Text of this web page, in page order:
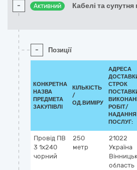
- Активний Кабелі та супутня
- Позиції
КОНКРЕТНА
НАЗВА
ПРЕДМЕТА
ЗАКУПІВЛІ
КІЛЬКІСТЬ
/
ОД.ВИМІРУ
АДРЕСА
СТРОК
РОБІТ/
НАДАННЯ
ПОСЛУГ:
Провід ПВ
3 1х240
чорний
250
метр
21022
Україна
область